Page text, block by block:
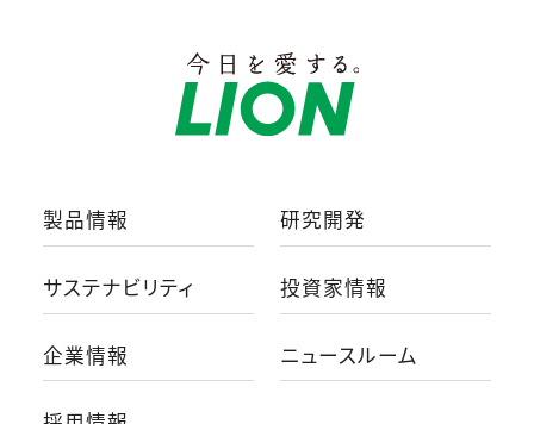
製品情報 研究開発
サステナビリティ 投資家情報
企業情報 ニュースルーム